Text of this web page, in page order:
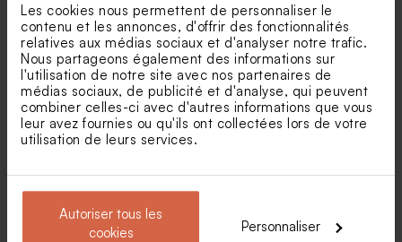
Les cookies nous permettent de personnaliser le
contenu et les annonces, d'offrir des fonctionnalités
relatives aux médias sociaux et d'analyser notre trafic.
Nous partageons également des informations sur
l'utilisation de notre site avec nos partenaires de
médias sociaux, de publicité et d'analyse, qui peuvent
combiner celles-ci avec d'autres informations que vous
leur avez fournies ou qu'ils ont collectées lors de votre
utilisation de leurs services.
Autoriser tous les
cookies
Personnaliser
Contenant à dragées
mariage cloche dorée
Tube à bulles mariage or
Carton réponse mariage
minimaliste et dorure
Carte invitation mariage
douceur marine et dorure